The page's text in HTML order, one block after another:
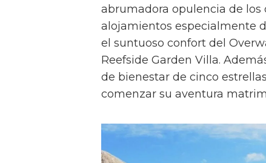
abrumadora opulencia de los
alojamientos especialmente
el suntuoso confort del
Reefside Garden Villa.
de bienestar de cinco
comenzar su aventura